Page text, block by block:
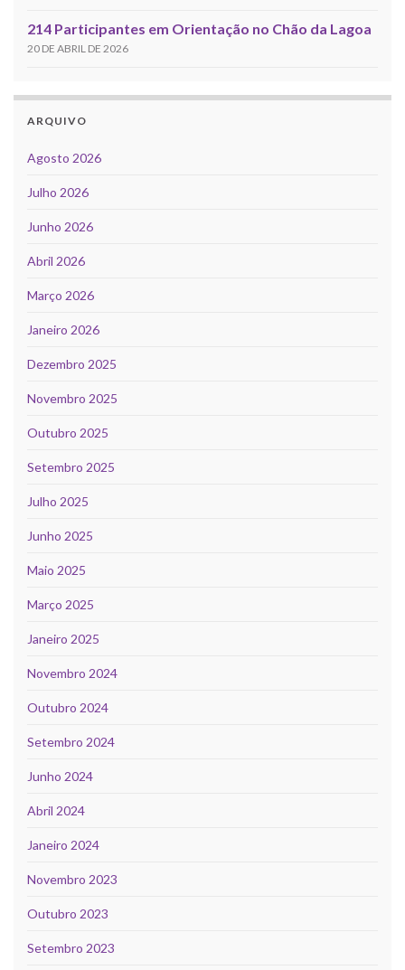
214 Participantes em Orientação no Chão da Lagoa
20 DE ABRIL DE 2026
ARQUIVO
Agosto 2026
Julho 2026
Junho 2026
Abril 2026
Março 2026
Janeiro 2026
Dezembro 2025
Novembro 2025
Outubro 2025
Setembro 2025
Julho 2025
Junho 2025
Maio 2025
Março 2025
Janeiro 2025
Novembro 2024
Outubro 2024
Setembro 2024
Junho 2024
Abril 2024
Janeiro 2024
Novembro 2023
Outubro 2023
Setembro 2023